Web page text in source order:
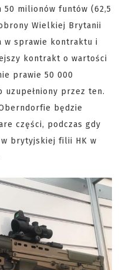
milionów funtów (62,5
Wielkiej Brytanii
w sprawie kontraktu i
kontrakt o wartości
prawie 50 000
uzupełniony przez ten.
będzie
części, podczas gdy
brytyjskiej filii HK w